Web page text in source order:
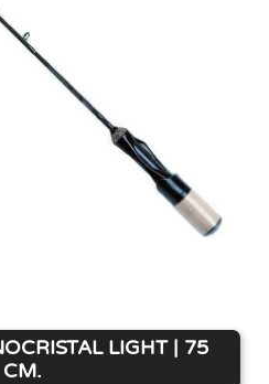
LIGHT | 75
CM.